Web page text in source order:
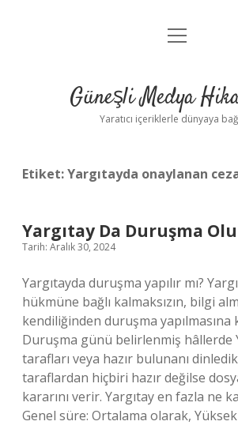
Anasayfa
Yasal Uyarı
menüyü
Güneşli Medya
Yaratıcı içeriklerle dünyaya
Etiket:Yargıtayda onaylanan
Yargıtay Da Duruşma
Tarih: Aralık 30, 2024
Yargıtayda duruşma yapılır mı?
hükmüne bağlı kalmaksızın, bilgi
kendiliğinden duruşma
Duruşma günü belirlenmiş hâllerde
tarafları veya hazır bulunanı
taraflardan hiçbiri hazır değilse
kararını verir. Yargıtay en fazla ne
Genel süre: Ortalama olarak,